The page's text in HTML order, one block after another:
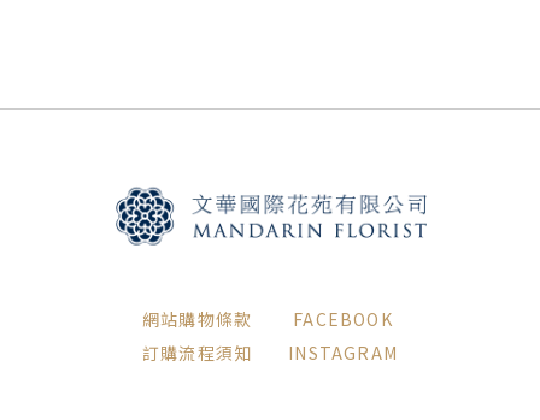
網站購物條款
訂購流程須知
FACEBOOK
INSTAGRAM